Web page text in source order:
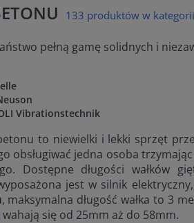
133 produktów w kategorii
pełną gamę solidnych i
Vibrationstechnik
to niewielki i lekki sprzęt
obsługiwać jedna osoba
Dostępne długości wałków
jest w silnik
długość wałka to 3
się od 25mm aż do 58mm.